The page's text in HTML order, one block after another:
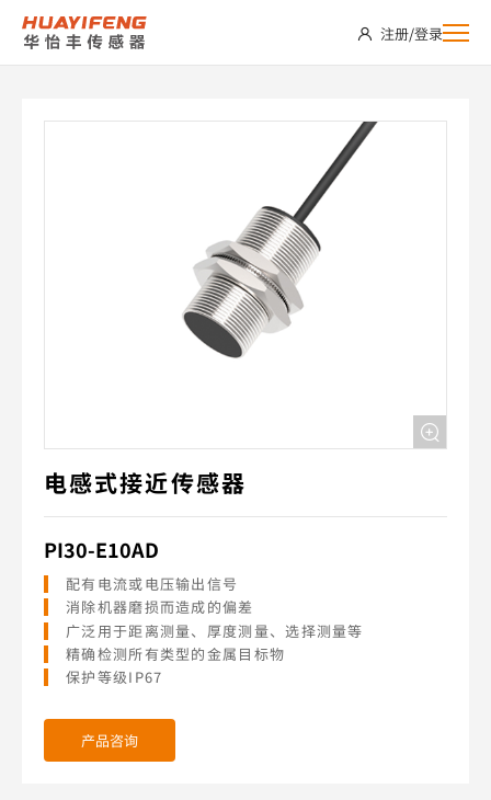
PI30-
E10AD
注册/登录
电感式接近传感器
PI30-E10AD
配有电流或电压输出信号
消除机器磨损而造成的偏差
广泛用于距离测量、厚度测量、选择测量等
精确检测所有类型的金属目标物
保护等级IP67
产品咨询